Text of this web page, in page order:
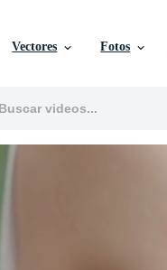
Vectores Fotos